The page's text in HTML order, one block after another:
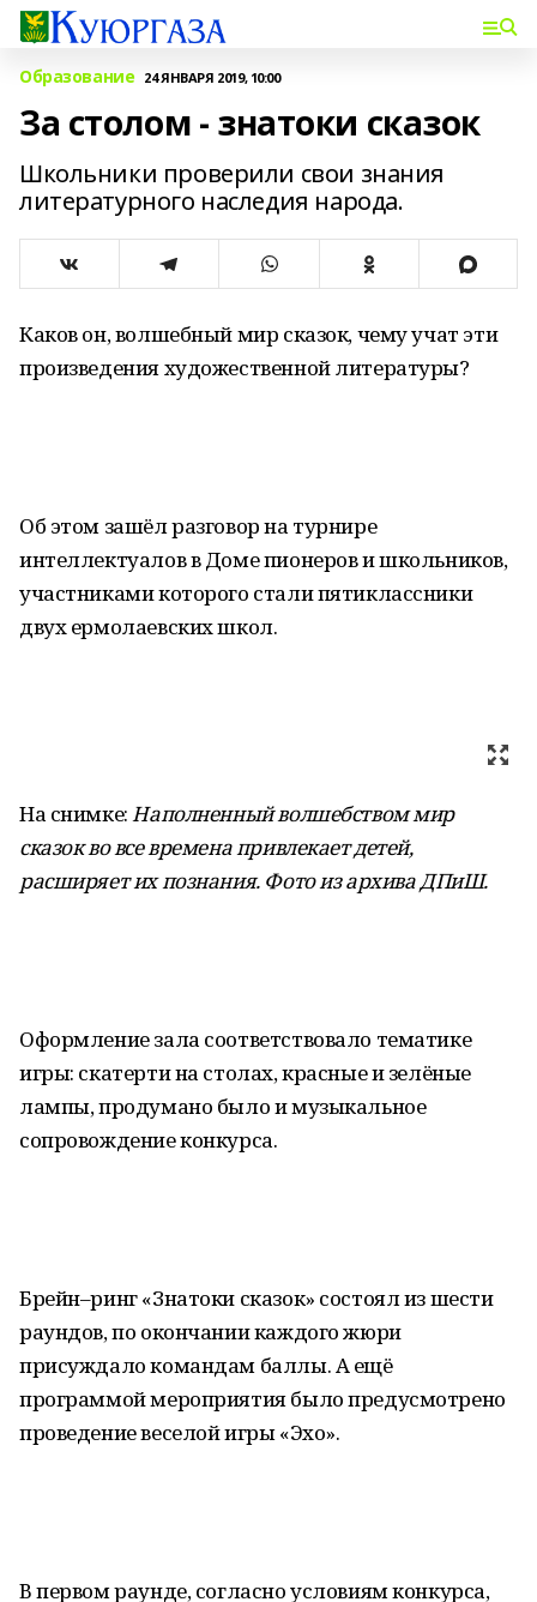
Образование 24 ЯНВАРЯ 2019, 10:00
За столом - знатоки сказок
Школьники проверили свои знания
литературного наследия народа.
Каков он, волшебный мир сказок, чему учат эти
произведения художественной литературы?
Об этом зашёл разговор на турнире
интеллектуалов в Доме пионеров и школьников,
участниками которого стали пятиклассники
двух ермолаевских школ.
На снимке:Наполненный волшебством мир
сказок во все времена привлекает детей,
расширяет их познания. Фото из архива ДПиШ.
Оформление зала соответствовало тематике
игры: скатерти на столах, красные и зелёные
лампы, продумано было и музыкальное
сопровождение конкурса.
Брейн–ринг «Знатоки сказок» состоял из шести
раундов, по окончании каждого жюри
присуждало командам баллы. А ещё
программой мероприятия было предусмотрено
проведение веселой игры «Эхо».
В первом раунде, согласно условиям конкурса,